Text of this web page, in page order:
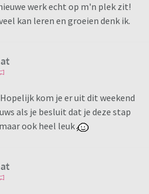
werk echt op m'n plek zit!
kan leren en groeien denk ik.
kom je er uit dit weekend
als je besluit dat je deze stap
ook heel leuk